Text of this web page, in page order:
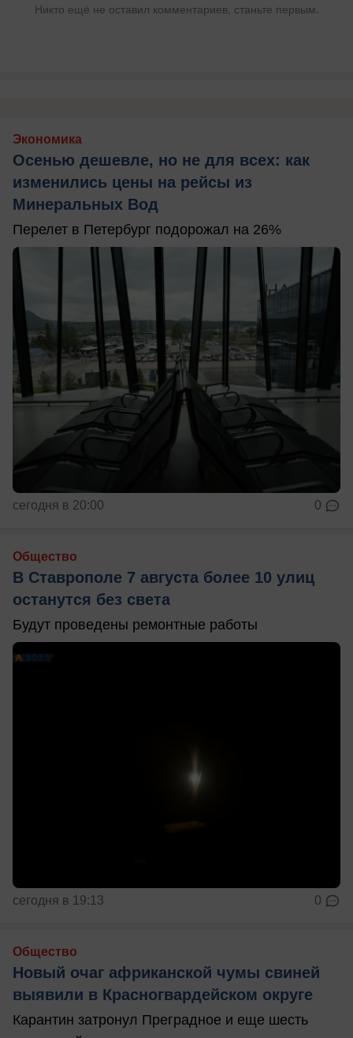
Никто ещё не оставил комментариев, станьте первым.
Экономика
Осенью дешевле, но не для всех: как
изменились цены на рейсы из
Минеральных Вод
Перелет в Петербург подорожал на 26%
сегодня в 20:00 0
Общество
В Ставрополе 7 августа более 10 улиц
останутся без света
Будут проведены ремонтные работы
сегодня в 19:13 0
Общество
Новый очаг африканской чумы свиней
выявили в Красногвардейском округе
Карантин затронул Преградное и еще шесть